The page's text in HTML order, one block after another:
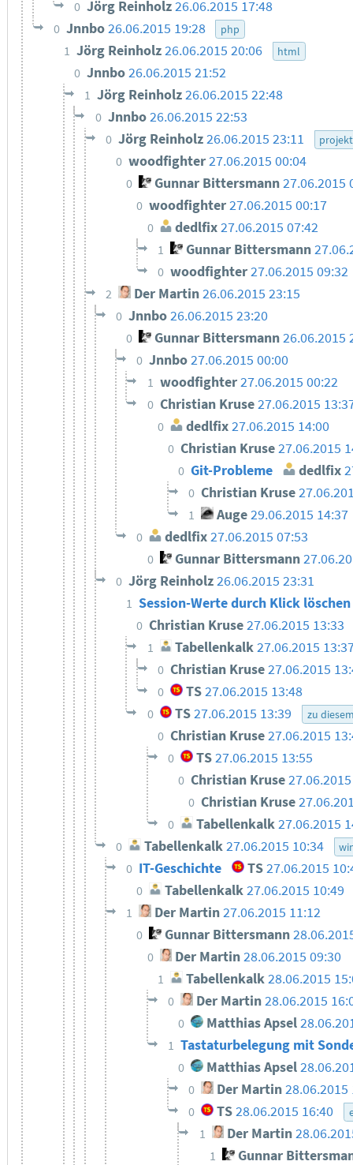
0 Jörg Reinholz26.06.2015 17:48
0 Jnnbo26.06.2015 19:28 php
1 Jörg Reinholz26.06.2015 20:06 html
0 Jnnbo26.06.2015 21:52
1 Jörg Reinholz26.06.2015 22:48
0 Jnnbo26.06.2015 22:53
0 Jörg Reinholz26.06.2015 23:11
0 woodfighter27.06.2015 00:04
0 Gunnar Bittersmann27.06.2015
0 woodfighter27.06.2015 00:17
0 dedlfix27.06.2015 07:42
1 Gunnar Bittersmann
0 woodfighter27.06.2015 09:32
2 Der Martin 26.06.2015 23:15
0 Jnnbo26.06.2015 23:20
0 Gunnar Bittersmann26.06.2015
0 Jnnbo27.06.2015 00:00
1 woodfighter27.06.2015 00:22
0 Christian Kruse27.06.2015
0 dedlfix 27.06.2015 14:00
0 Christian Kruse27.06.2015
0 Git-Probleme dedlfix
0 Christian Kruse
1 Auge29.06.2015 14:37
0 dedlfix27.06.2015 07:53
0 Gunnar Bittersmann
0 Jörg Reinholz26.06.2015 23:31
1 Session-Werte durch Klick
0 Christian Kruse27.06.2015 13:33
1 Tabellenkalk27.06.2015
0 Christian Kruse27.06.2015
0 TS 27.06.2015 13:48
0 TS27.06.2015 13:39 zu
0 Christian Kruse27.06.2015
0 TS27.06.2015 13:55
0 Christian Kruse
0 Christian Kruse
0 Tabellenkalk27.06.2015
0 Tabellenkalk27.06.2015 10:34
0 IT-Geschichte TS27.06.2015
0 Tabellenkalk27.06.2015 10:49
1 Der Martin27.06.2015 11:12
0 Gunnar Bittersmann
0 Der Martin28.06.2015 09:30
1 Tabellenkalk 28.06.2015
0 Der Martin28.06.2015
0 Matthias Apsel
1 Tastaturbelegung mit
0 Matthias Apsel
0 Der Martin28.06.2015
0 TS28.06.2015 16:40
1 Der Martin
1 Gunnar